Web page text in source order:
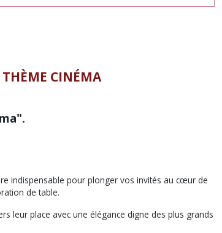
CINÉMA
indispensable pour plonger vos invités au cœur de
de table.
leur place avec une élégance digne des plus grands